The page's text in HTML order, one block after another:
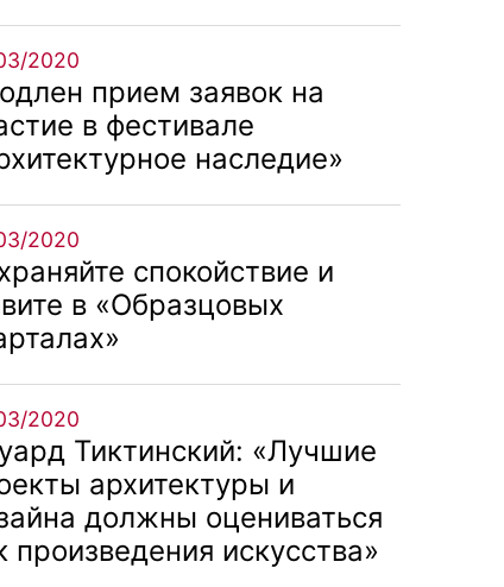
2020
прием заявок на
в фестивале
наследие»
2020
спокойствие и
в «Образцовых
2020
Тиктинский: «Лучшие
архитектуры и
должны оцениваться
произведения искусства»